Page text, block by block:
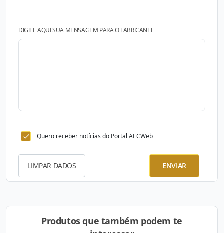
DIGITE AQUI SUA MENSAGEM PARA O FABRICANTE
Quero receber notícias do Portal AECWeb
LIMPAR DADOS ENVIAR
Produtos que também podem te